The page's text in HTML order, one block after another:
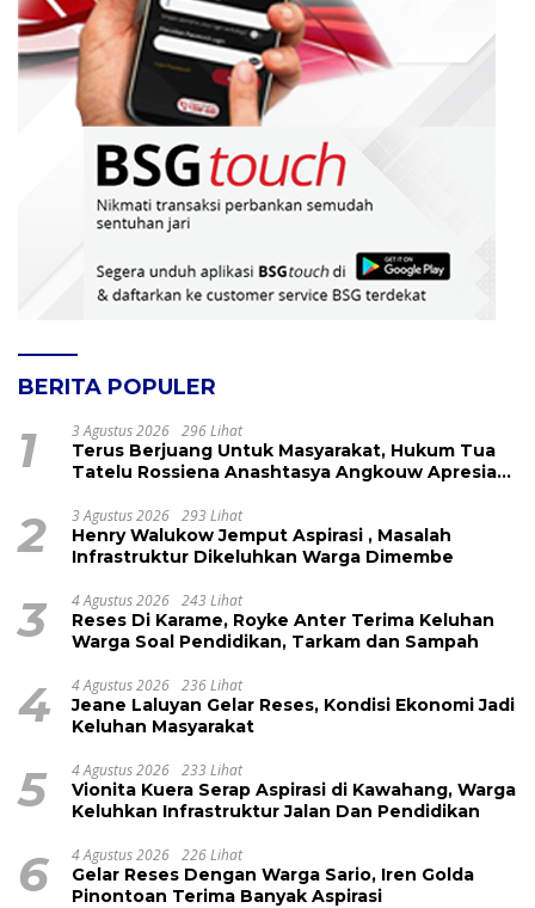
BERITA POPULER
1 3 Agustus 2026 296 Lihat
Terus Berjuang Untuk Masyarakat, Hukum Tua
Tatelu Rossiena Anashtasya Angkouw Apresiasi
2 3 Agustus 2026 293 Lihat
Henry Walukow Jemput Aspirasi , Masalah
Infrastruktur Dikeluhkan Warga Dimembe
3 4 Agustus 2026 243 Lihat
Reses Di Karame, Royke Anter Terima Keluhan
Warga Soal Pendidikan, Tarkam dan Sampah
4 4 Agustus 2026 236 Lihat
Jeane Laluyan Gelar Reses, Kondisi Ekonomi Jadi
Keluhan Masyarakat
5 4 Agustus 2026 233 Lihat
Vionita Kuera Serap Aspirasi di Kawahang, Warga
Keluhkan Infrastruktur Jalan Dan Pendidikan
6 4 Agustus 2026 226 Lihat
Gelar Reses Dengan Warga Sario, Iren Golda
Pinontoan Terima Banyak Aspirasi